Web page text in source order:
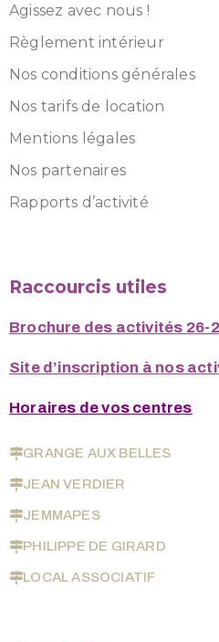
Agissez avec nous !
Règlement intérieur
Nos conditions générales
Nos tarifs de location
Mentions légales
Nos partenaires
Rapports d’activité
Raccourcis utiles
Brochure des activités 26-
Site d’inscription à nos
Horaires de vos centres
GRANGE AUX BELLES
JEAN VERDIER
JEMMAPES
PHILIPPE DE GIRARD
LOCAL ASSOCIATIF